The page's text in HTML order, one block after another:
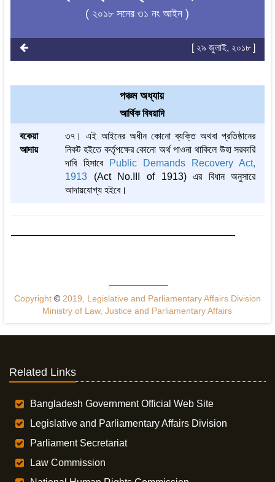
( ২০১৮ সনের ৩১ নং আইন )
[ ২৯ জুলাই, ২০১৮ ]
পঞ্চম অধ্যায়
আর্থিক বিষয়াদি
বকেয়া
আদায়
৩৭। এই আইনের অধীন কোনো ব্যক্তি অথবা প্রতিষ্ঠানের
নিকট হইতে কর্তৃপক্ষের কোনো অর্থ পাওনা থাকিলে উহা সরকারি
দাবি হিসাবে
Public Demands Recovery Act,
1913 (Act No.III of 1913) এর বিধান অনুসারে
আদায়যোগ্য হইবে।
Copyright ©2019, Legislative and Parliamentary Affairs Division
Ministry of Law, Justice and Parliamentary Affairs
Related Links
Bangladesh Government Official Web Site
Legislative and Parliamentary Affairs Division
Parliament Secretariat
Law Commission